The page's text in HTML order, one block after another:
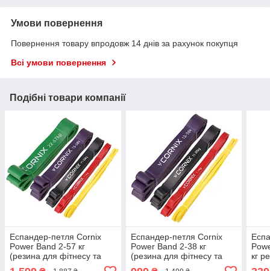
Умови повернення
Повернення товару впродовж 14 днів за рахунок покупця
Всі умови повернення
Подібні товари компанії
Еспандер-петля Cornix
Power Band 2-57 кг
(резина для фітнесу та
Еспандер-петля Cornix
Power Band 2-38 кг
(резина для фітнесу та
кг